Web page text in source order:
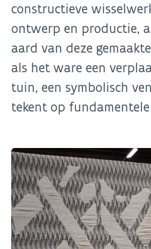
constructieve
ontwerp en productie,
aard van deze
als het ware een
tuin, een symbolisch
tekent op